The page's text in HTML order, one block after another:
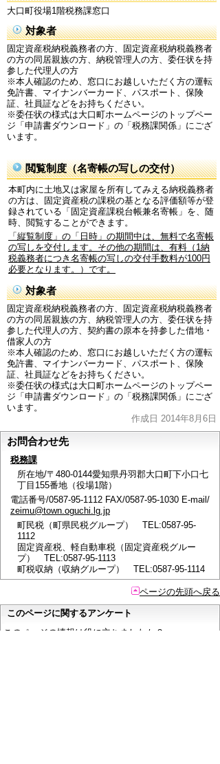
大口町役場1階税務課窓口
対象者
固定資産税納税義務者の方、固定資産税納税義務者
の方の同居親族の方、納税管理人の方、委任状を持
参した代理人の方
※本人確認のため、窓口にお越しいただく方の運転
免許書、マイナンバーカード、パスポート、保険
証、社員証などをお持ちください。
※委任状の様式は大口町ホームページのトップペー
ジ「申請書ダウンロード」の「税務課関係」にござ
います。
閲覧制度（名寄帳の写しの交付）
本町内に土地又は家屋を所有してみえる納税義務者
の方は、固定資産税の課税の基となる評価額等が登
録されている「固定資産課税台帳兼名寄帳」を、随
時、閲覧することができます。
「縦覧制度」の「日時」の期間中は、無料で名寄帳
の写しを交付します。その他の期間は、有料（1納
税義務者につき名寄帳の写しの交付手数料が100円
必要となります。）です。
対象者
固定資産税納税義務者の方、固定資産税納税義務者
の方の同居親族の方、納税管理人の方、委任状を持
参した代理人の方、契約書の原本を持参した借地・
借家人の方
※本人確認のため、窓口にお越しいただく方の運転
免許書、マイナンバーカード、パスポート、保険
証、社員証などをお持ちください。
※委任状の様式は大口町ホームページのトップペー
ジ「申請書ダウンロード」の「税務課関係」にござ
います。
作成日 2014年8月6日
お問合わせ先
税務課
所在地/〒480-0144愛知県丹羽郡大口町下小口七
丁目155番地（役場1階）
電話番号/0587-95-1112 FAX/0587-95-1030 E-mail/
zeimu@town.oguchi.lg.jp
町民税（町県民税グループ） TEL:0587-95-
1112
固定資産税、軽自動車税（固定資産税グルー
プ） TEL:0587-95-1113
町税収納（収納グループ） TEL:0587-95-1114
ページの先頭へ戻る
このページに関するアンケート
このページの情報は役に立ちましたか？